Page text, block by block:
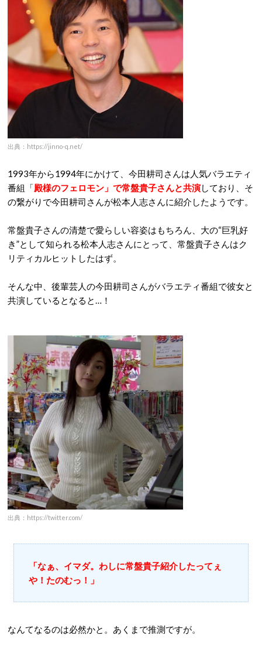
出典：https://jinno-q.net/
1993年から1994年にかけて、今田耕司さんは人気バラエティ
番組「殿様のフェロモン」で常盤貴子さんと共演しており、そ
の繋がりで今田耕司さんが松本人志さんに紹介したようです。
常盤貴子さんの清楚で愛らしい容姿はもちろん、大の“巨乳好
き”として知られる松本人志さんにとって、常盤貴子さんはク
リティカルヒットしたはず。
そんな中、後輩芸人の今田耕司さんがバラエティ番組で彼女と
共演しているとなると…！
出典：https://twitter.com/
「なぁ、イマダ。わしに常盤貴子紹介したってぇ
や！たのむっ！」
なんてなるのは必然かと。あくまで推測ですが。